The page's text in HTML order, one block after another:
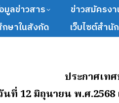
มูลข่าวสาร ข่าวสมัครง
กษาในสังกัด เว็บไซต์สำนั
ประกาศเท
นที่ 12 มิถุนายน พ.ศ.2568